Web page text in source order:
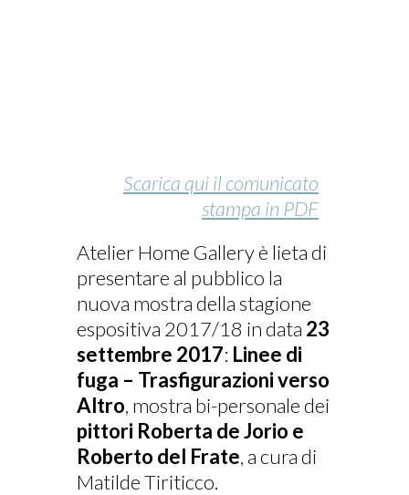
Scarica qui il comunicato
stampa in PDF
Atelier Home Gallery è lieta di
presentare al pubblico la
nuova mostra della stagione
espositiva 2017/18 in data 23
settembre 2017: Linee di
fuga – Trasfigurazioni verso
Altro, mostra bi-personale dei
pittori Roberta de Jorio e
Roberto del Frate, a cura di
Matilde Tiriticco.